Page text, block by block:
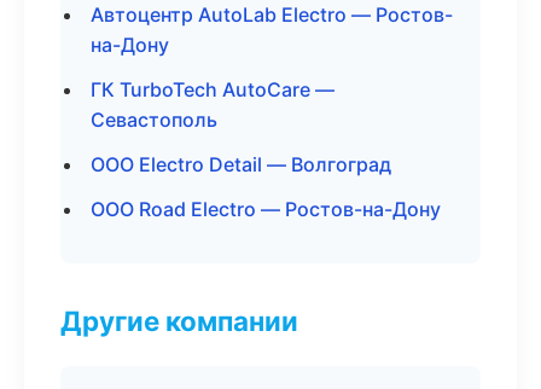
Автоцентр AutoLab Electro — Ростов-
на-Дону
ГК TurboTech AutoCare —
Севастополь
ООО Electro Detail — Волгоград
ООО Road Electro — Ростов-на-Дону
Другие компании